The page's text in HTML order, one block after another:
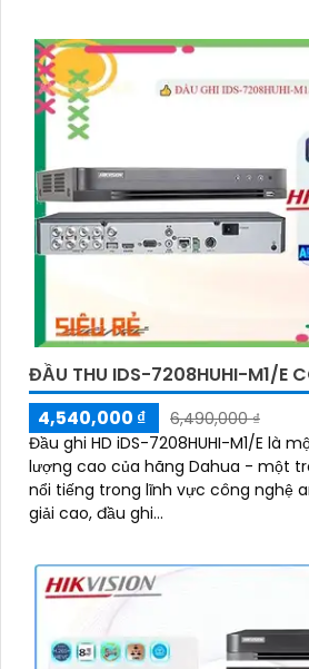
ĐẦU THU IDS-7208HUHI-M1/E
4,540,000 ₫
6,490,000 ₫
Đầu ghi HD iDS-7208HUHI-M1/E là
lượng cao của hãng Dahua - một
nổi tiếng trong lĩnh vực công nghệ an ninh.
giải cao, đầu ghi...